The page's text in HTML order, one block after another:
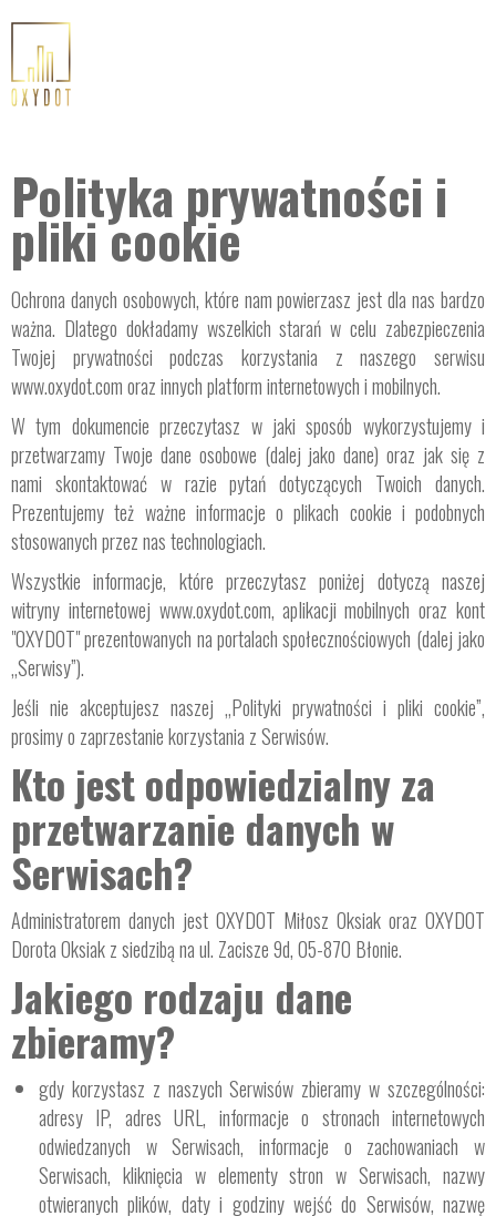
Polityka prywatności i
pliki cookie
Ochrona danych osobowych, które nam powierzasz jest dla nas bardzo
ważna. Dlatego dokładamy wszelkich starań w celu zabezpieczenia
Twojej prywatności podczas korzystania z naszego serwisu
www.oxydot.com oraz innych platform internetowych i mobilnych.
W tym dokumencie przeczytasz w jaki sposób wykorzystujemy i
przetwarzamy Twoje dane osobowe (dalej jako dane) oraz jak się z
nami skontaktować w razie pytań dotyczących Twoich danych.
Prezentujemy też ważne informacje o plikach cookie i podobnych
stosowanych przez nas technologiach.
Wszystkie informacje, które przeczytasz poniżej dotyczą naszej
witryny internetowej www.oxydot.com, aplikacji mobilnych oraz kont
"OXYDOT" prezentowanych na portalach społecznościowych (dalej jako
„Serwisy”).
Jeśli nie akceptujesz naszej „Polityki prywatności i pliki cookie”,
prosimy o zaprzestanie korzystania z Serwisów.
Kto jest odpowiedzialny za
przetwarzanie danych w
Serwisach?
Administratorem danych jest OXYDOT Miłosz Oksiak oraz OXYDOT
Dorota Oksiak z siedzibą na ul. Zacisze 9d, 05-870 Błonie.
Jakiego rodzaju dane
zbieramy?
gdy korzystasz z naszych Serwisów zbieramy w szczególności:
adresy IP, adres URL, informacje o stronach internetowych
odwiedzanych w Serwisach, informacje o zachowaniach w
Serwisach, kliknięcia w elementy stron w Serwisach, nazwy
otwieranych plików, daty i godziny wejść do Serwisów, nazwę